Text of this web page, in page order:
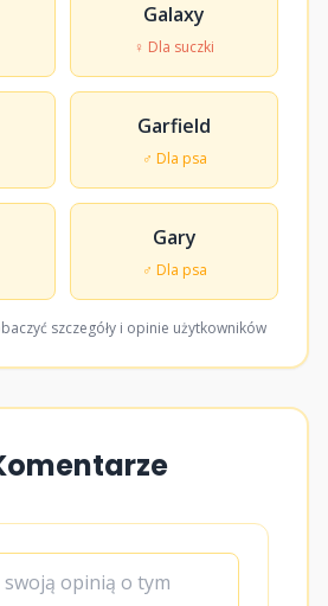
Galaxy
♀ Dla suczki
Garfield
♂ Dla psa
Gary
♂ Dla psa
szczegóły i opinie użytkowników